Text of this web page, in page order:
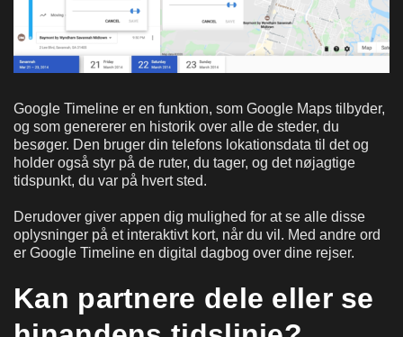
Google Timeline er en funktion, som Google Maps tilbyder,
og som genererer en historik over alle de steder, du
besøger. Den bruger din telefons lokationsdata til det og
holder også styr på de ruter, du tager, og det nøjagtige
tidspunkt, du var på hvert sted.
Derudover giver appen dig mulighed for at se alle disse
oplysninger på et interaktivt kort, når du vil. Med andre ord
er Google Timeline en digital dagbog over dine rejser.
Kan partnere dele eller se